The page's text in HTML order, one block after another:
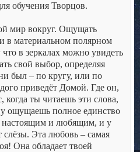
обучения Творцов.
мир вокруг. Ощущать
в материальном полярном
в зеркалах можно увидеть
свой выбор, определяя
был – по кругу, или по
приведёт Домой. Где он,
ты читаешь эти слова,
ощущаешь полное единство
настоящим и любящим, и у
слёзы. Эта любовь – самая
Она обладает твоей